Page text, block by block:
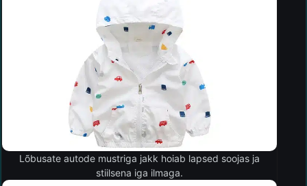
Lõbusate autode mustriga jakk hoiab lapsed soojas ja
stiilsena iga ilmaga.